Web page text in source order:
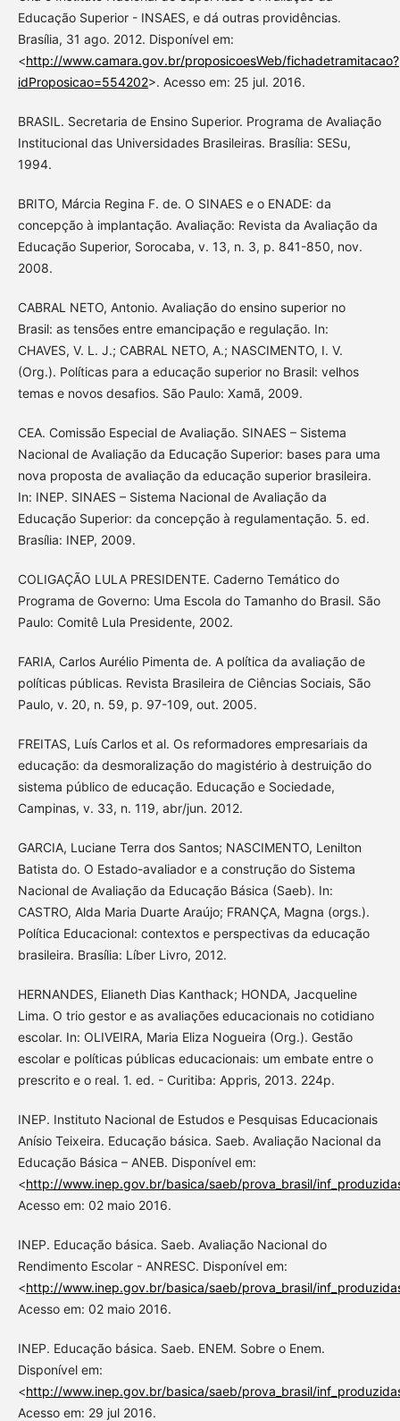
Educação Superior - INSAES, e dá outras providências.
Brasília, 31 ago. 2012. Disponível em:
<http://www.camara.gov.br/proposicoesWeb/fichadetramitacao?
idProposicao=554202>. Acesso em: 25 jul. 2016.
BRASIL. Secretaria de Ensino Superior. Programa de Avaliação
Institucional das Universidades Brasileiras. Brasília: SESu,
1994.
BRITO, Márcia Regina F. de. O SINAES e o ENADE: da
concepção à implantação. Avaliação: Revista da Avaliação da
Educação Superior, Sorocaba, v. 13, n. 3, p. 841-850, nov.
2008.
CABRAL NETO, Antonio. Avaliação do ensino superior no
Brasil: as tensões entre emancipação e regulação. In:
CHAVES, V. L. J.; CABRAL NETO, A.; NASCIMENTO, I. V.
(Org.). Políticas para a educação superior no Brasil: velhos
temas e novos desafios. São Paulo: Xamã, 2009.
CEA. Comissão Especial de Avaliação. SINAES – Sistema
Nacional de Avaliação da Educação Superior: bases para uma
nova proposta de avaliação da educação superior brasileira.
In: INEP. SINAES – Sistema Nacional de Avaliação da
Educação Superior: da concepção à regulamentação. 5. ed.
Brasília: INEP, 2009.
COLIGAÇÃO LULA PRESIDENTE. Caderno Temático do
Programa de Governo: Uma Escola do Tamanho do Brasil. São
Paulo: Comitê Lula Presidente, 2002.
FARIA, Carlos Aurélio Pimenta de. A política da avaliação de
políticas públicas. Revista Brasileira de Ciências Sociais, São
Paulo, v. 20, n. 59, p. 97-109, out. 2005.
FREITAS, Luís Carlos et al. Os reformadores empresariais da
educação: da desmoralização do magistério à destruição do
sistema público de educação. Educação e Sociedade,
Campinas, v. 33, n. 119, abr/jun. 2012.
GARCIA, Luciane Terra dos Santos; NASCIMENTO, Lenilton
Batista do. O Estado-avaliador e a construção do Sistema
Nacional de Avaliação da Educação Básica (Saeb). In:
CASTRO, Alda Maria Duarte Araújo; FRANÇA, Magna (orgs.).
Política Educacional: contextos e perspectivas da educação
brasileira. Brasília: Líber Livro, 2012.
HERNANDES, Elianeth Dias Kanthack; HONDA, Jacqueline
Lima. O trio gestor e as avaliações educacionais no cotidiano
escolar. In: OLIVEIRA, Maria Eliza Nogueira (Org.). Gestão
escolar e políticas públicas educacionais: um embate entre o
prescrito e o real. 1. ed. - Curitiba: Appris, 2013. 224p.
INEP. Instituto Nacional de Estudos e Pesquisas Educacionais
Anísio Teixeira. Educação básica. Saeb. Avaliação Nacional da
Educação Básica – ANEB. Disponível em:
<http://www.inep.gov.br/basica/saeb/prova_brasil/
Acesso em: 02 maio 2016.
INEP. Educação básica. Saeb. Avaliação Nacional do
Rendimento Escolar - ANRESC. Disponível em:
<http://www.inep.gov.br/basica/saeb/prova_brasil/
Acesso em: 02 maio 2016.
INEP. Educação básica. Saeb. ENEM. Sobre o Enem.
Disponível em:
<http://www.inep.gov.br/basica/saeb/prova_brasil/
Acesso em: 29 jul 2016.